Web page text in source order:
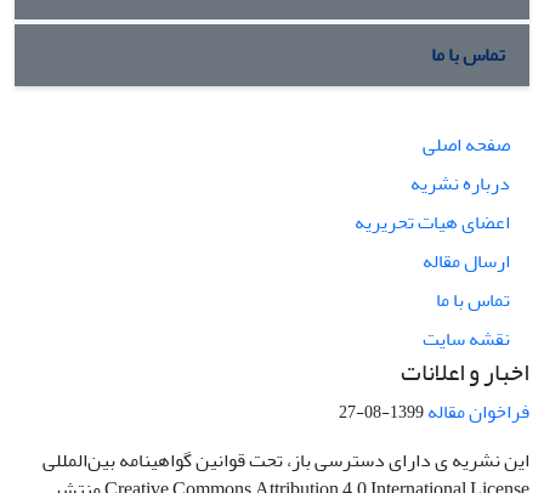
تماس با ما
صفحه اصلی
درباره نشریه
اعضای هیات تحریریه
ارسال مقاله
تماس با ما
نقشه سایت
اخبار و اعلانات
فراخوان مقاله1399-08-27
این نشریه ی دارای دسترسی باز، تحت قوانین گواهینامه بین‌المللی